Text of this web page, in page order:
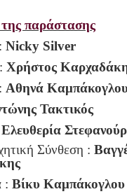
παράστασης
Nicky Silver
Χρήστος
Αθηνά
Τακτικός
Ελευθερία
Σύνθεση :
: Βίκυ Καμπάκογλου